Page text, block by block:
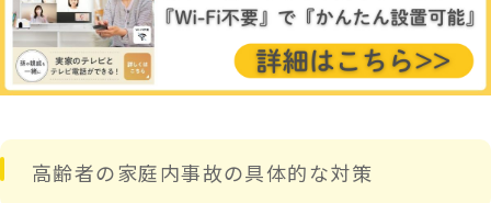
高齢者の家庭内事故の具体的な対策